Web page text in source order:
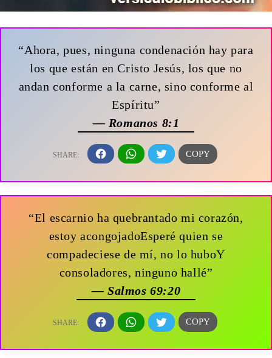
“Ahora, pues, ninguna condenación hay para
los que están en Cristo Jesús, los que no
andan conforme a la carne, sino conforme al
Espíritu”
— Romanos 8:1
“El escarnio ha quebrantado mi corazón,
estoy acongojadoEsperé quien se
compadeciese de mí, no lo huboY
consoladores, ninguno hallé”
— Salmos 69:20